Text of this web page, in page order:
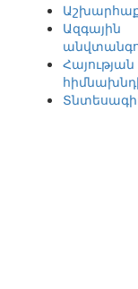
Ազգային
Հայության